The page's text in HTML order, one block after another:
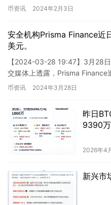
根据该政策，如果在IDO结束后
币资讯 2024年2月3日
安全机构Prisma Finance近
美元。
【2024-03-28 19:47】3月28
交媒体上透露，Prisma
元。 这则消息再次引…
币资讯 2024年3月28日
昨日
9390
2026年4
新兴市